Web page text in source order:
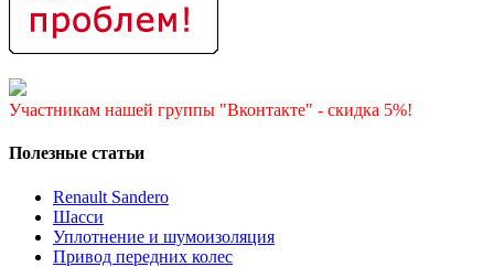
Участникам нашей группы "Вконтакте" - скидка 5%!
Полезные статьи
Renault Sandero
Шасси
Уплотнение и шумоизоляция
Привод передних колес